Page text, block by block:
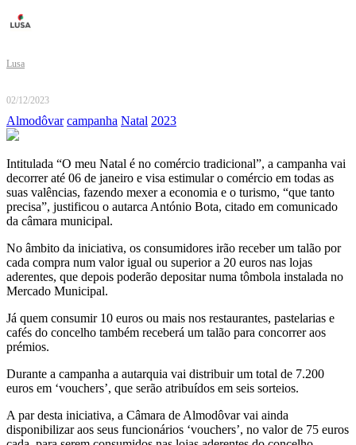
Lusa
02/12/2023
Almodôvar campanha Natal 2023
Intitulada “O meu Natal é no comércio tradicional”, a campanha vai
decorrer até 06 de janeiro e visa estimular o comércio em todas as
suas valências, fazendo mexer a economia e o turismo, “que tanto
precisa”, justificou o autarca António Bota, citado em comunicado
da câmara municipal.
No âmbito da iniciativa, os consumidores irão receber um talão por
cada compra num valor igual ou superior a 20 euros nas lojas
aderentes, que depois poderão depositar numa tômbola instalada no
Mercado Municipal.
Já quem consumir 10 euros ou mais nos restaurantes, pastelarias e
cafés do concelho também receberá um talão para concorrer aos
prémios.
Durante a campanha a autarquia vai distribuir um total de 7.200
euros em ‘vouchers’, que serão atribuídos em seis sorteios.
A par desta iniciativa, a Câmara de Almodôvar vai ainda
disponibilizar aos seus funcionários ‘vouchers’, no valor de 75 euros